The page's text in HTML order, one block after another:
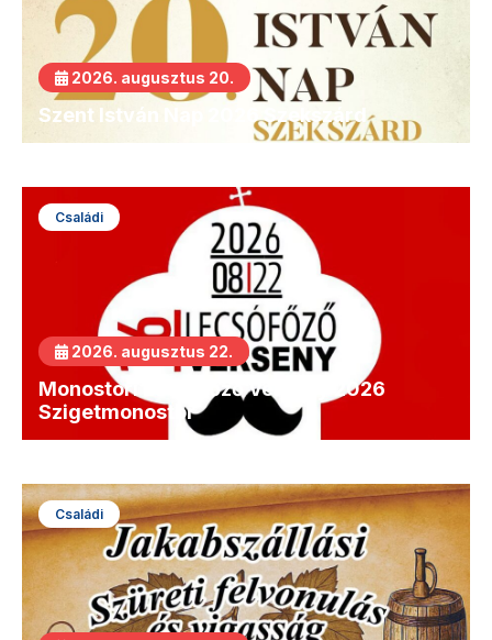
2026. augusztus 20.
Szent István Nap 2026 Szekszárd
Családi
2026. augusztus 22.
Monostori Lecsófőző Verseny 2026
Szigetmonostor
Családi